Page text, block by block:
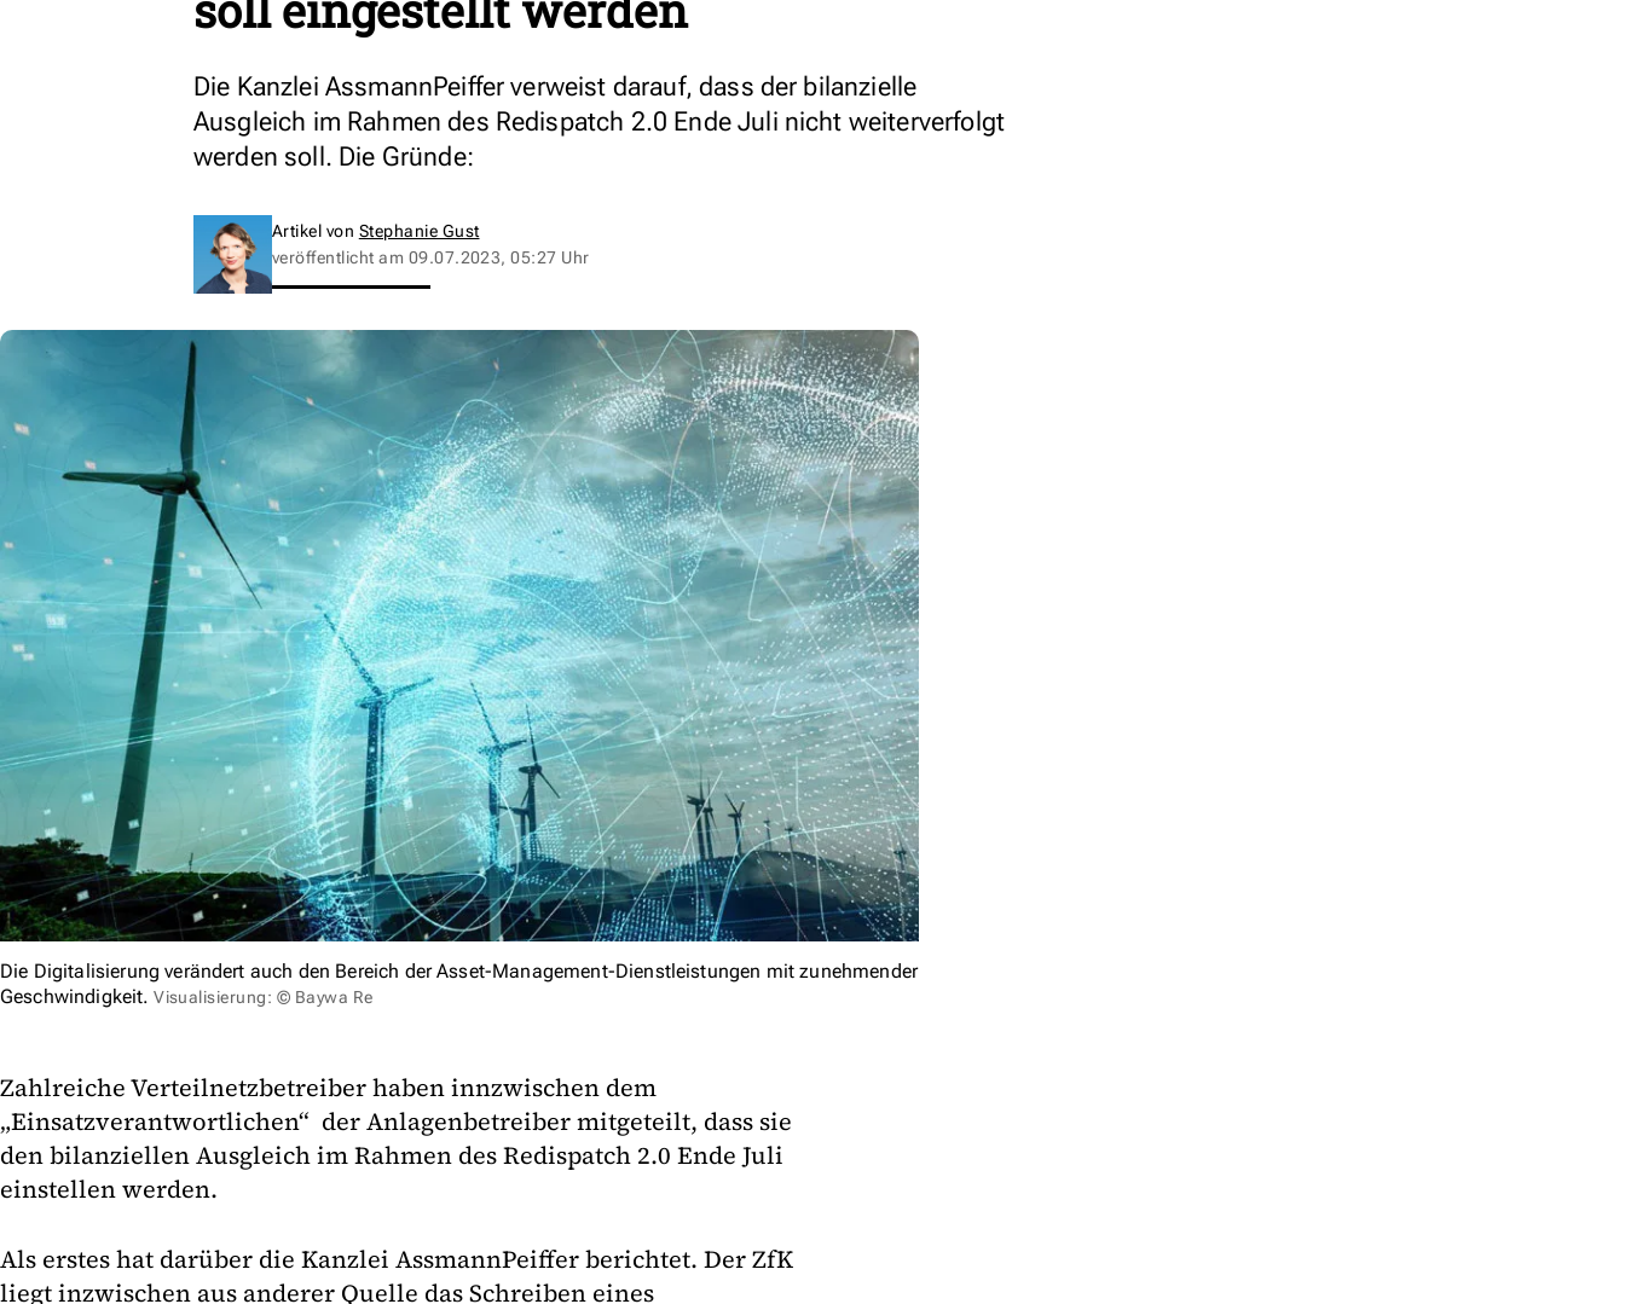
Die Kanzlei AssmannPeiffer verweist darauf, dass der bilanzielle
Ausgleich im Rahmen des Redispatch 2.0 Ende Juli nicht weiterverfolgt
werden soll. Die Gründe:
Artikel von Stephanie Gust
veröffentlicht am 09.07.2023, 05:27 Uhr
Die Digitalisierung verändert auch den Bereich der Asset-Management-Dienstleistungen mit zunehmender
Geschwindigkeit. Visualisierung: © Baywa Re
Zahlreiche Verteilnetzbetreiber haben innzwischen dem
„Einsatzverantwortlichen“ der Anlagenbetreiber mitgeteilt, dass sie
den bilanziellen Ausgleich im Rahmen des Redispatch 2.0 Ende Juli
einstellen werden.
Als erstes hat darüber die Kanzlei AssmannPeiffer berichtet. Der ZfK
liegt inzwischen aus anderer Quelle das Schreiben eines